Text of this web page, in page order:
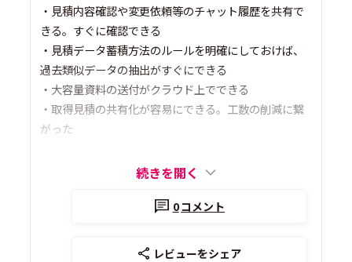
・見積内容確認や変更依頼等のチャット履歴を共有で
きる。すぐに確認できる
・見積データ蓄積方法のルールを明確にしておけば、
過去類似データの抽出がすぐにできる
・大容量資料の送付がクラウド上でできる
・取得見積の共有化が容易にできる。工数の削減に繋
がった
続きを開く
0コメント
レビューをシェア